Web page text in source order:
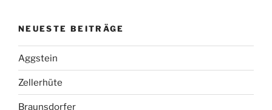
NEUESTE BEITRÄGE
Aggstein
Zellerhüte
Braunsdorfer